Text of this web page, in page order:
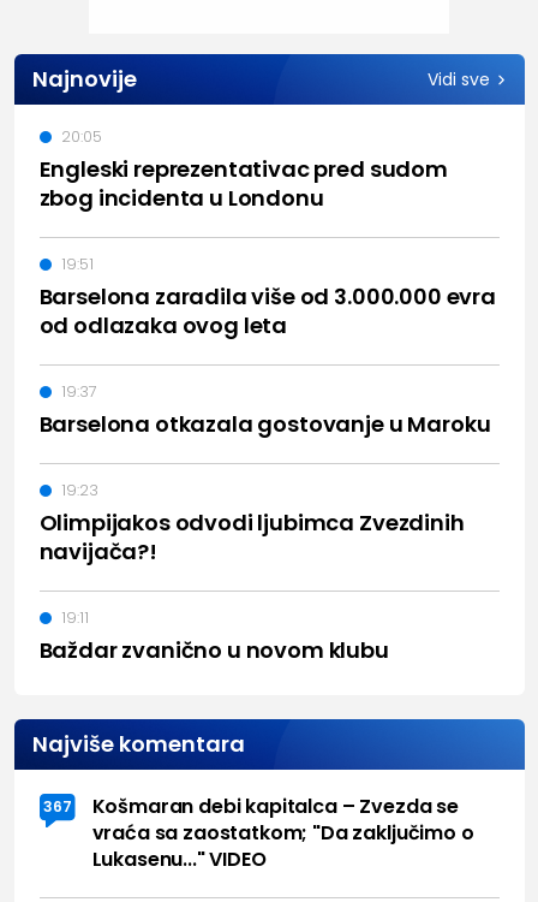
Najnovije Vidi sve
Engleski reprezentativac pred sudom
zbog incidenta u Londonu
20:05
Barselona zaradila više od 3.000.000 evra
od odlazaka ovog leta
19:51
Barselona otkazala gostovanje u Maroku
19:37
Olimpijakos odvodi ljubimca Zvezdinih
navijača?!
19:23
Baždar zvanično u novom klubu
19:11
Najviše komentara
367
Košmaran debi kapitalca – Zvezda se
vraća sa zaostatkom; "Da zaključimo o
Lukasenu..." VIDEO